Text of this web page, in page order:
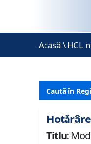
Acasă \ HCL
Caută în
Titlu: